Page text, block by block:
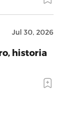
Jul 30, 2026
historia